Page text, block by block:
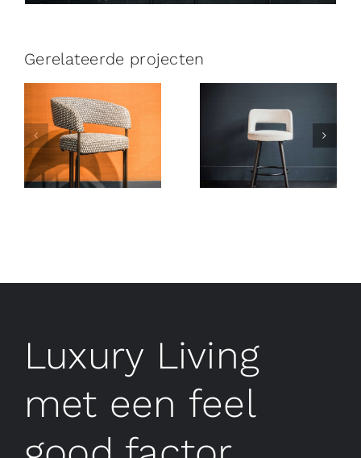
Gerelateerde projecten
Luxury Living
met een feel